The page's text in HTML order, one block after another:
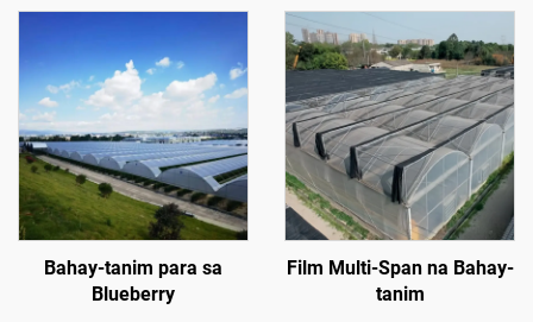
Bahay-tanim para sa
Blueberry
Film Multi-Span na Bahay-
tanim